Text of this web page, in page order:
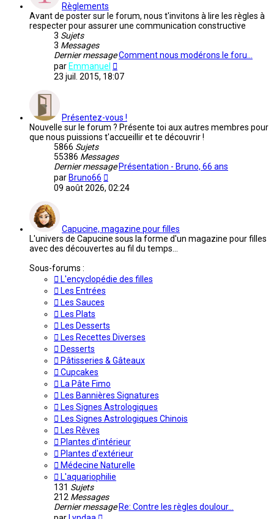
Règlements
Avant de poster sur le forum, nous t'invitons à lire les règles à
respecter pour assurer une communication constructive
3 Sujets
3 Messages
Dernier messageComment nous modérons le foru…
parEmmanuel
le
23 juil. 2015, 18:07
Présentez-vous !
Nouvelle sur le forum ? Présente toi aux autres membres pour
que nous puissions t'accueillir et te découvrir !
5866 Sujets
55386 Messages
Dernier messagePrésentation - Bruno, 66 ans
parBruno66
le
09 août 2026, 02:24
Capucine, magazine pour filles
L'univers de Capucine sous la forme d'un magazine pour filles
avec des découvertes au fil du temps...
Sous-forums :
L'encyclopédie des filles
Les Entrées
Les Sauces
Les Plats
Les Desserts
Les Recettes Diverses
Desserts
Pâtisseries & Gâteaux
Cupcakes
La Pâte Fimo
Les Bannières Signatures
Les Signes Astrologiques
Les Signes Astrologiques Chinois
Les Rêves
Plantes d'intérieur
Plantes d'extérieur
Médecine Naturelle
L'aquariophilie
131 Sujets
212 Messages
Dernier messageRe: Contre les règles doulour…